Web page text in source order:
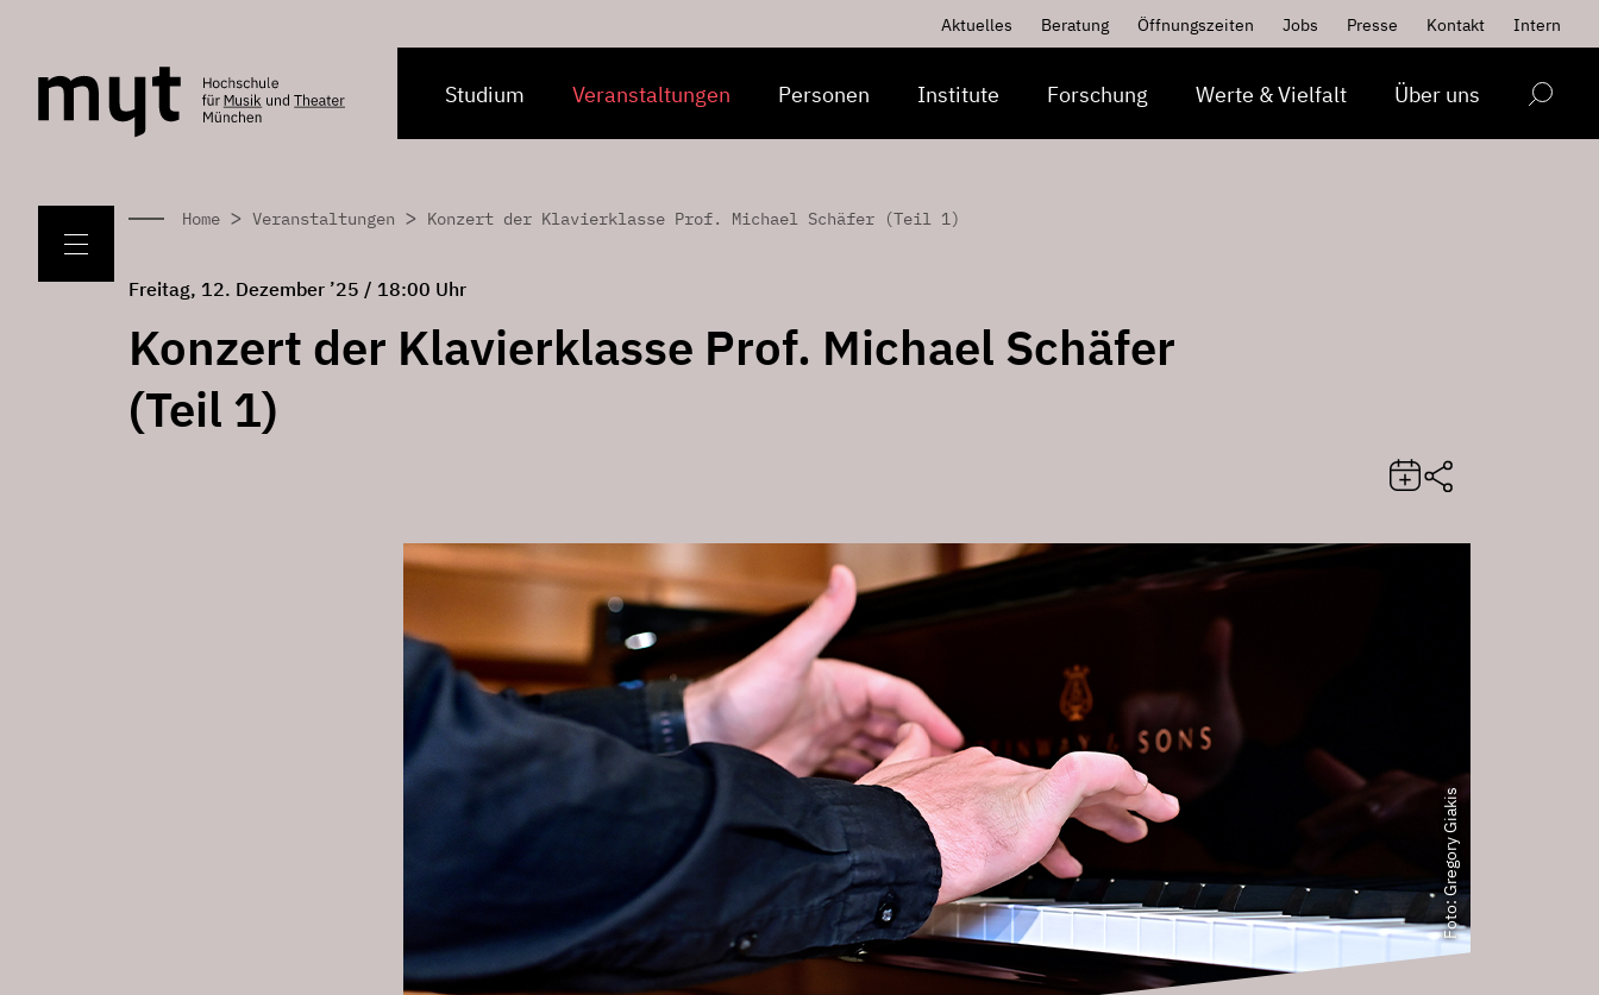
Aktuelles Beratung Öffnungszeiten Jobs Presse Kontakt Intern
Studium Veranstaltungen Personen Institute Forschung Werte & Vielfalt Über uns
Home > Veranstaltungen > Konzert der Klavierklasse Prof. Michael Schäfer (Teil 1)
Freitag, 12. Dezember ’25 / 18:00 Uhr
Konzert der Klavierklasse Prof. Michael Schäfer
(Teil 1)
Foto: Gregory Giakis